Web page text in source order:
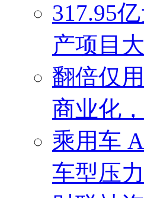
317.95
产项目
翻倍仅
商业化
乘用车
车型压